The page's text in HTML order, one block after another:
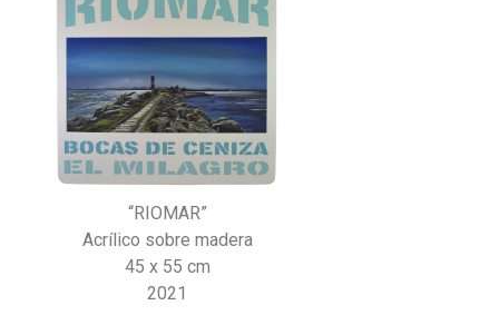
“RIOMAR”
Acrílico sobre madera
45 x 55 cm
2021